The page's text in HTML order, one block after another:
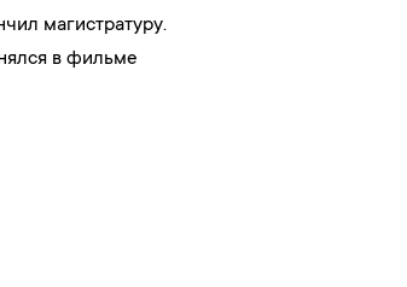
магистратуру.
в фильме